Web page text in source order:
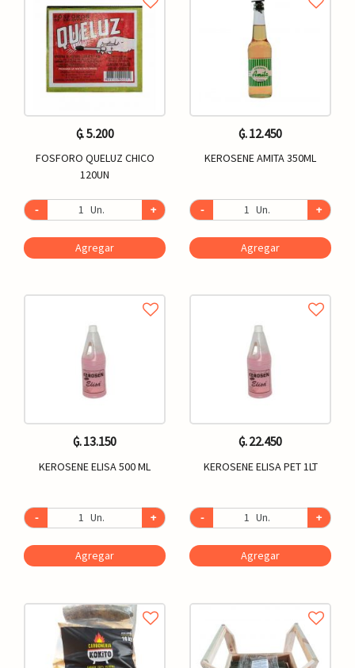
₲. 5.200
FOSFORO QUELUZ CHICO
120UN
- Un. +
Agregar
₲. 12.450
KEROSENE AMITA 350ML
- Un. +
Agregar
₲. 13.150
KEROSENE ELISA 500 ML
- Un. +
Agregar
₲. 22.450
KEROSENE ELISA PET 1LT
- Un. +
Agregar